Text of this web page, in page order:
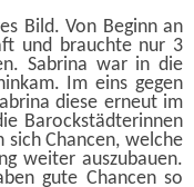
Bild. Von Beginn an
und brauchte nur 3
Sabrina war in die
Im eins gegen
diese erneut im
Barockstädterinnen
sich Chancen, welche
weiter auszubauen.
gute Chancen so